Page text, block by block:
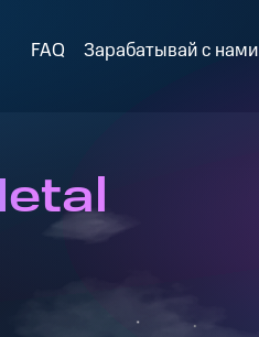
FAQ Зарабатывай с нами